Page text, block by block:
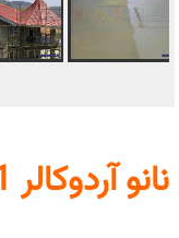
نانو آردوکالر 1 کیلوگرمی